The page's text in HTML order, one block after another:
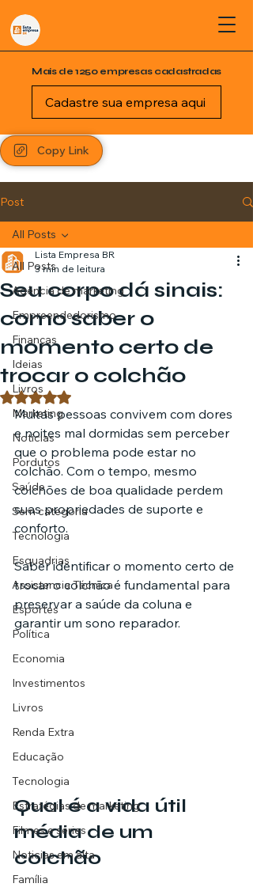
Mais de 1250 empresas cadastradas
Cadastre sua empresa aqui
Copy Link
Post
All Posts
Agência de marketing
Empreendedorismo
Finanças
Ideias
Livros
Marketing
Notícias
Pordutos
Saúde
Sem categoria
Tecnologia
Esquadrias
Assistencia Técnica
Esportes
Política
Economia
Investimentos
Livros
Renda Extra
Educação
Tecnologia
Estratégias de marketing
Filmes e séries
Noticias em alta
Família
All Posts
Seu corpo dá sinais:
como saber o
momento certo de
trocar o colchão
Lista Empresa BR
3 min de leitura
Avaliado com NaN de 5 estrelas.
Muitas pessoas convivem com dores
e noites mal dormidas sem perceber
que o problema pode estar no
colchão. Com o tempo, mesmo
colchões de boa qualidade perdem
suas propriedades de suporte e
conforto.
Saber identificar o momento certo de
trocar o colchão é fundamental para
preservar a saúde da coluna e
garantir um sono reparador.
Qual é a vida útil
média de um
colchão